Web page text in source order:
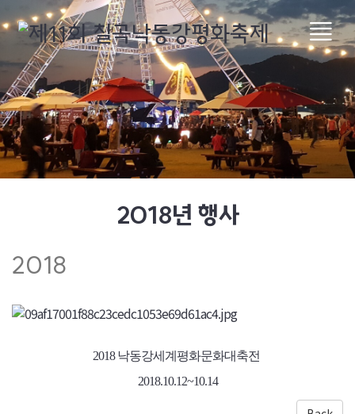
2018년 행사
2018
2018 낙동강세계평화문화대축전
2018.10.12~10.14